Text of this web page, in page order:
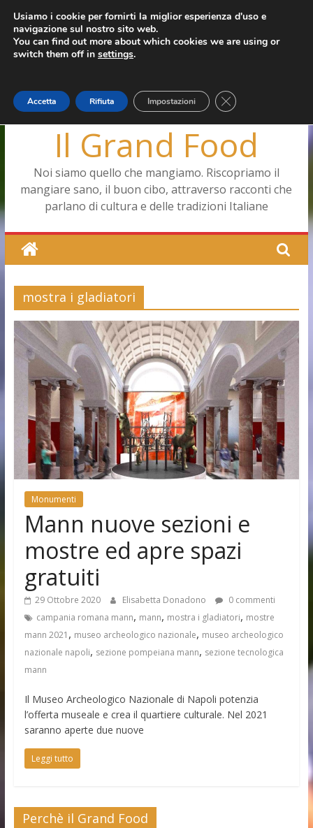
Salta
contenuto
martedì, Agosto 4, 2026
Ultimo: Pizza a Corte
Menopausa, una forma smagliante senza età
Capodimonte, ritorna la tavola di corte
Il Grand Food
Noi siamo quello che mangiamo. Riscopriamo il
mangiare sano, il buon cibo, attraverso racconti che
parlano di cultura e delle tradizioni Italiane
mostra i gladiatori
Monumenti
Mann nuove sezioni e
mostre ed apre spazi
gratuiti
29 Ottobre 2020 Elisabetta Donadono
0 commenti
campania romana mann, mann, mostra i gladiatori, mostre
mann 2021 , museo archeologico nazionale, museo archeologico
nazionale napoli, sezione pompeiana mann, sezione tecnologica
mann
Il Museo Archeologico Nazionale di Napoli potenzia
l’offerta museale e crea il quartiere culturale. Nel 2021
saranno aperte due nuove
Leggi tutto
Perchè il Grand Food
Usiamo i cookie per fornirti la miglior esperienza d'uso e
navigazione sul nostro sito web.
You can find out more about which cookies we are using or
switch them off in settings.
Accetta Rifiuta Impostazioni Close GDPR